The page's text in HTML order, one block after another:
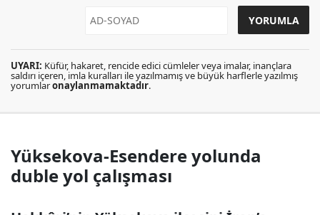
UYARI: Küfür, hakaret, rencide edici cümleler veya imalar, inançlara
saldırı içeren, imla kuralları ile yazılmamış ve büyük harflerle yazılmış
yorumlaronaylanmamaktadır.
Yüksekova-Esendere yolunda
duble yol çalışması